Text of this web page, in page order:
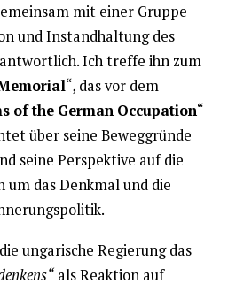
mit einer Gruppe
und Instandhaltung des
Ich treffe ihn zum
“, das vor dem
of the German Occupation“
über seine Beweggründe
seine Perspektive auf die
um das Denkmal und die
ungarische Regierung das
als Reaktion auf